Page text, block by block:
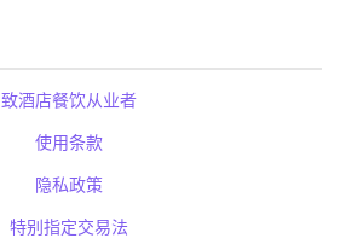
致酒店餐饮从业者
使用条款
隐私政策
特别指定交易法